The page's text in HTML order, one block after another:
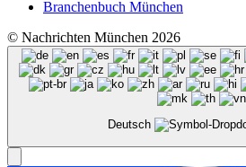
Branchenbuch München
© Nachrichten München 2026
Deutsch